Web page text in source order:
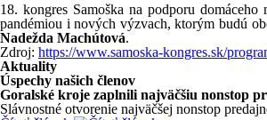
18. kongres Samoška na podporu
pandémiou i nových výzvach, ktorým budú
Nadežda Machútová.
Zdroj: https://www.samoska-kongres.sk/
Aktuality
Úspechy našich členov
Goralské kroje zaplnili najväčšiu nonstop
Slávnostné otvorenie najväčšej nonstop